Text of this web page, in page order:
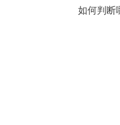
如何判断哪